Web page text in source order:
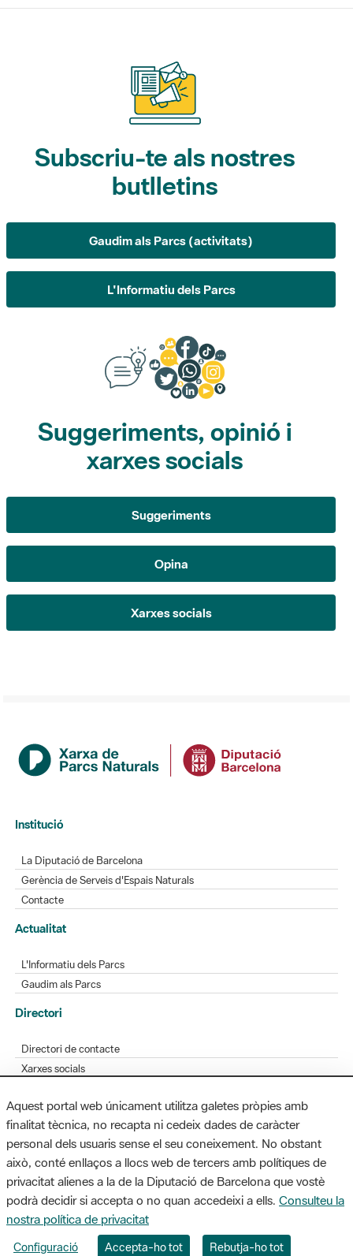
Subscriu-te als nostres
butlletins
Gaudim als Parcs (activitats)
L'Informatiu dels Parcs
Suggeriments, opinió i
xarxes socials
Suggeriments
Opina
Xarxes socials
Institució
Gerència de Serveis d'Espais Naturals
Actualitat
L'Informatiu dels Parcs
Gaudim als Parcs
Directori de contacte
Xarxes socials
Bústia de suggeriments
Opineu sobre els parcs
MAPA WEB AVÍS LEGAL ACCESSIBILITAT
Diputació de Barcelona. Edifici Llacuna, 1a planta. Badajoz, 49. 08005
Barcelona. Tel. 934 022 428 / xarxaparcs@diba.cat
Aquest portal web únicament utilitza galetes pròpies amb
finalitat tècnica, no recapta ni cedeix dades de caràcter
personal dels usuaris sense el seu coneixement. No obstant
això, conté enllaços a llocs web de tercers amb polítiques de
privacitat alienes a la de la Diputació de Barcelona que vostè
podrà decidir si accepta o no quan accedeixi a ells. Consulteu la
nostra política de privacitat
Configuració Accepta-ho tot Rebutja-ho tot